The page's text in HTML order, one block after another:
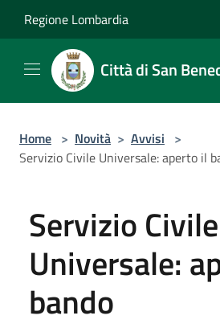
Regione Lombardia
Città di San
Home > Novità > Avvisi >
Servizio Civile Universale: aperto il
Servizio Civile
Universale:
bando